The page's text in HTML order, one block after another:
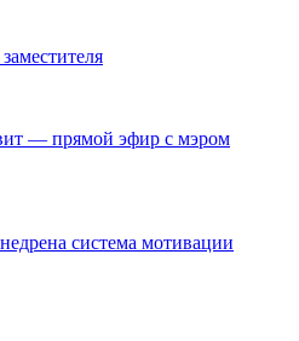
— прямой эфир с мэром
система мотивации